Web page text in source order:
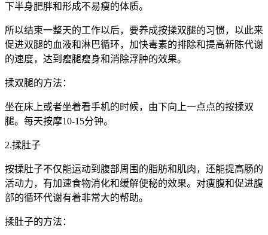
下半身肥胖和形成不易瘦的体质。
所以结束一整天的工作以后，要养成按揉双腿的习惯，以此来
促进双腿的血液和淋巴循环，加快毒素的排除和提高新陈代谢
的速度，达到瘦腿瘦身和消除浮肿的效果。
揉双腿的方法：
坐在床上或者坐着看手机的时候，由下向上一点点的按揉双
腿。每天按摩10-15分钟。
2.揉肚子
按揉肚子不仅能运动到腹部周围的脂肪和肌肉，还能提高肠的
活动力，有加速食物消化和缓解便秘的效果。对瘦腹和促进腹
部的循环代谢有着非常大的帮助。
揉肚子的方法：